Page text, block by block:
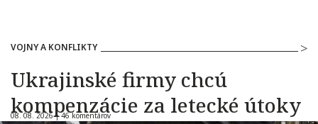
VOJNY A KONFLIKTY
Ukrajinské firmy chcú
kompenzácie za letecké útoky
08. 08. 2026 |46 komentárov